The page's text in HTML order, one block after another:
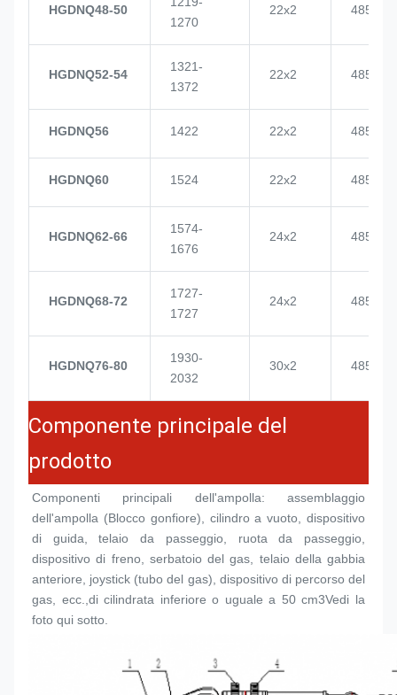
HGDNQ48-50
1270
22x2 4855
HGDNQ52-54
1321-
1372
22x2 4855
HGDNQ56 1422 22x2 4855
HGDNQ60 1524 22x2 4855
HGDNQ62-66
1574-
1676
24x2 4855
HGDNQ68-72
1727-
1727
24x2 4855
HGDNQ76-80
1930-
2032
30x2 4855
Componente principale del
prodotto
Componenti principali dell'ampolla: assemblaggio
dell'ampolla (Blocco gonfiore), cilindro a vuoto, dispositivo
di guida, telaio da passeggio, ruota da passeggio,
dispositivo di freno, serbatoio del gas, telaio della gabbia
anteriore, joystick (tubo del gas), dispositivo di percorso del
gas, ecc.,di cilindrata inferiore o uguale a 50 cm3Vedi la
foto qui sotto.